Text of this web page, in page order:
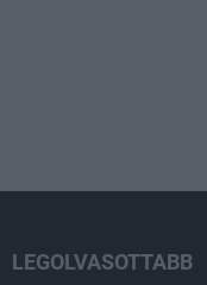
LEGOLVASOTTABB